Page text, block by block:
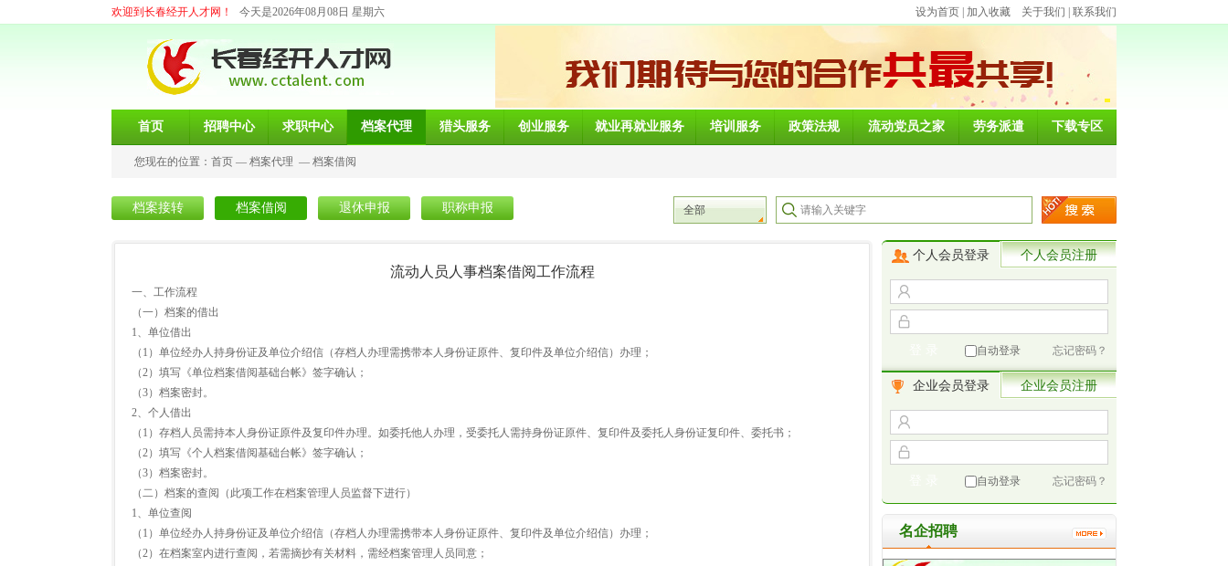
欢迎到长春经开人才网！ 今天是2026年08月08日 星期六 设为首页 加入收藏 关于我们 联系我们
首页 招聘中心 求职中心 档案代理 猎头服务 创业服务 就业再就业服务 培训服务 政策法规 流动党员之家 劳务派遣 下载专区
您现在的位置： 首页 — 档案代理 — 档案借阅
档案接转 档案借阅 退休申报 职称申报 全部
流动人员人事档案借阅工作流程
一、工作流程
（一）档案的借出
1、单位借出
（1）单位经办人持身份证及单位介绍信（存档人办理需携带本人身份证原件、复印件及单位介绍信）办理；
（2）填写《单位档案借阅基础台帐》签字确认；
（3）档案密封。
2、个人借出
（1）存档人员需持本人身份证原件及复印件办理。如委托他人办理，受委托人需持身份证原件、复印件及委托人身份证复印件、委托书；
（2）填写《个人档案借阅基础台帐》签字确认；
（3）档案密封。
（二）档案的查阅（此项工作在档案管理人员监督下进行）
1、单位查阅
（1）单位经办人持身份证及单位介绍信（存档人办理需携带本人身份证原件、复印件及单位介绍信）办理；
（2）在档案室内进行查阅，若需摘抄有关材料，需经档案管理人员同意；
个人会员登录 个人会员注册
自动登录 忘记密码？
企业会员登录 企业会员注册
自动登录 忘记密码？
名企招聘